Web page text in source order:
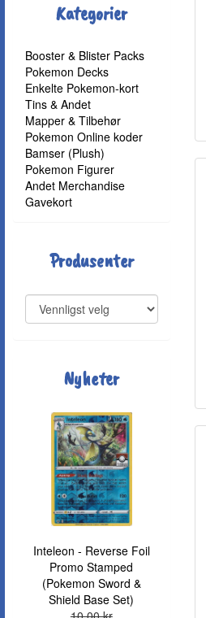
Kategorier
Booster & Blister Packs
Pokemon Decks
Enkelte Pokemon-kort
Tins & Andet
Mapper & Tilbehør
Pokemon Online koder
Bamser (Plush)
Pokemon Figurer
Andet Merchandise
Gavekort
Produsenter
Nyheter
Inteleon - Reverse Foil
Promo Stamped
(Pokemon Sword &
Shield Base Set)